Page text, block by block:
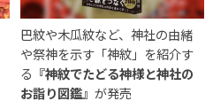
巴紋や木瓜紋など、神社の由緒
や祭神を示す「神紋」を紹介す
る 『神紋でたどる神様と神社の
お詣り図鑑』が発売